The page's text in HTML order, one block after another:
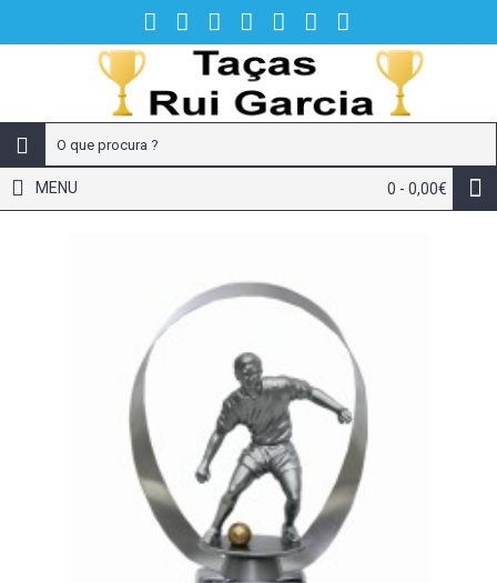
0 - 0,00€
MENU